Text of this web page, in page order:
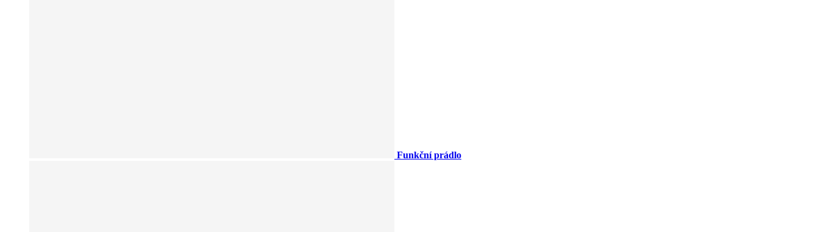
Funkční prádlo